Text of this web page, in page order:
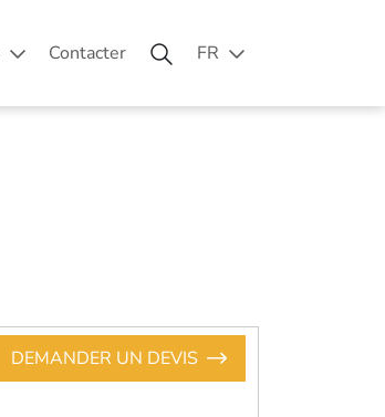
Contacter FR
DEMANDER UN DEVIS